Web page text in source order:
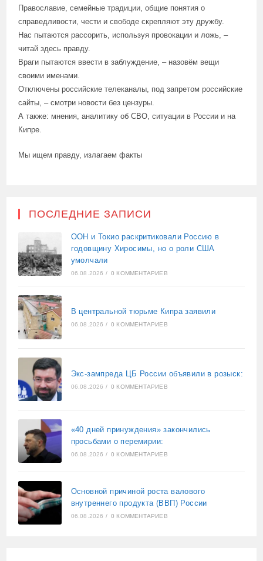
Православие, семейные традиции, общие понятия о
справедливости, чести и свободе скрепляют эту дружбу.
Нас пытаются рассорить, используя провокации и ложь, –
читай здесь правду.
Враги пытаются ввести в заблуждение, – назовём вещи
своими именами.
Отключены российские телеканалы, под запретом российские
сайты, – смотри новости без цензуры.
А также: мнения, аналитику об СВО, ситуации в России и на
Кипре.
Мы ищем правду, излагаем факты
ПОСЛЕДНИЕ ЗАПИСИ
ООН и Токио раскритиковали Россию в
годовщину Хиросимы, но о роли США
умолчали
06.08.2026 / 0 КОММЕНТАРИЕВ
В центральной тюрьме Кипра заявили
06.08.2026 / 0 КОММЕНТАРИЕВ
Экс-зампреда ЦБ России объявили в розыск:
06.08.2026 / 0 КОММЕНТАРИЕВ
«40 дней принуждения» закончились
просьбами о перемирии:
06.08.2026 / 0 КОММЕНТАРИЕВ
Основной причиной роста валового
внутреннего продукта (ВВП) России
06.08.2026 / 0 КОММЕНТАРИЕВ